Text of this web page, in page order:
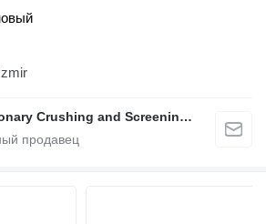
FABO Mobile & Stationary Crushing and Screening Plants | Concrete Batching Plants Manufacturer